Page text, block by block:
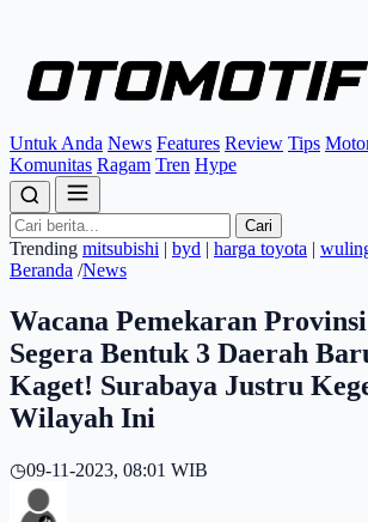
Untuk Anda News Features Review Tips
Komunitas Ragam Tren Hype
Cari
Trending mitsubishi | byd | harga toyota |
Beranda /News
Wacana Pemekaran
Segera Bentuk 3 Daerah
Kaget! Surabaya Justru
Wilayah Ini
◷09-11-2023, 08:01 WIB